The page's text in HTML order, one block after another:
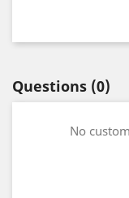
Questions (0)
No